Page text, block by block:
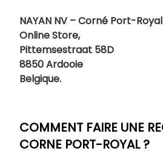
NAYAN NV – Corné Port-
Online Store,
Pittemsestraat 58D
8850 Ardooie
Belgique.
COMMENT FAIRE UNE
CORNE PORT-